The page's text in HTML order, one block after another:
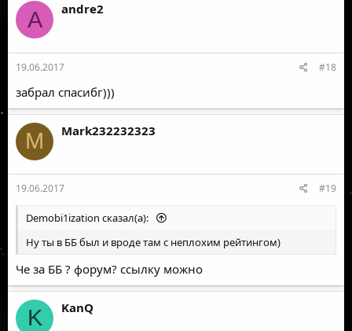
A andre2
19.06.2017 #18
забрал спасибг)))
M Mark232232323
19.06.2017 #19
Demobi1ization сказал(а):
Ну ты в ББ был и вроде там с неплохим рейтингом)
Че за ББ ? форум? ссылку можно
K KanQ